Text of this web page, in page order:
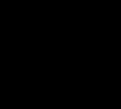
existante ou un
de la TNT?